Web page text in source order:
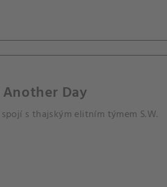
Day
s thajským elitním týmem S.W.